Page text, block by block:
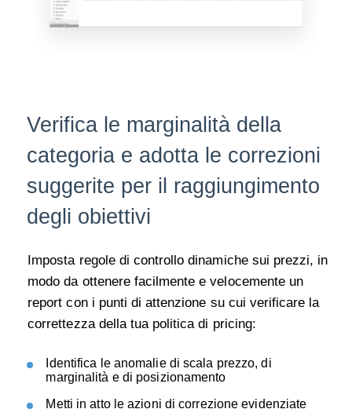
Verifica le marginalità della
categoria e adotta le correzioni
suggerite per il raggiungimento
degli obiettivi
Imposta regole di controllo dinamiche sui prezzi, in
modo da ottenere facilmente e velocemente un
report con i punti di attenzione su cui verificare la
correttezza della tua politica di pricing:
Identifica le anomalie di scala prezzo, di
marginalità e di posizionamento
Metti in atto le azioni di correzione evidenziate